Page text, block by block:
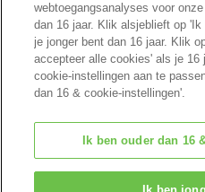
©
webtoegangsanalyses voor
dan 16 jaar. Klik alsjeblieft op 'Ik
je jonger bent dan 16 jaar. Klik
accepteer alle cookies' als je 16
cookie-instellingen aan te
dan 16 & cookie-instellingen'.
Ik ben ouder dan 16